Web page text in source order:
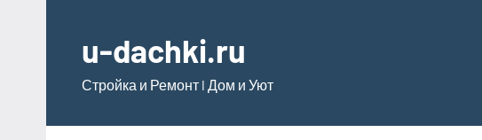
содержимому
u-dachki.ru
Стройка и Ремонт l Дом и Уют